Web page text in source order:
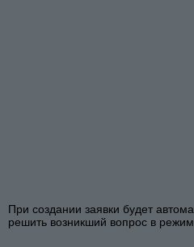
При создании заявки будет
решить возникший вопрос в